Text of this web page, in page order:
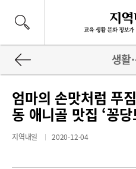
생활
엄마의 손맛처럼 푸
동 애니골 맛집 ‘꽁
지역내일 2020-12-04